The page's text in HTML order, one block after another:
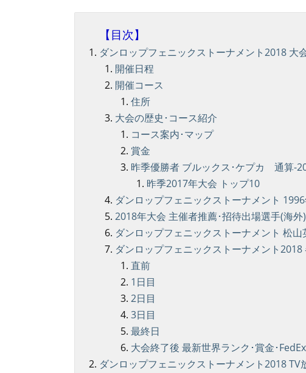
ダンロップフェニックストーナメント2018 大
開催日程
開催コース
住所
大会の歴史･コース紹介
コース案内･マップ
賞金
昨季優勝者 ブルックス･ケプカ 通算-
昨季2017年大会 トップ10
ダンロップフェニックストーナメント
2018年大会 主催者推薦･招待出場選手(海外)
ダンロップフェニックストーナメント 松山
ダンロップフェニックストーナメント
直前
1日目
2日目
3日目
最終日
大会終了後 最新世界ランク･賞金･
ダンロップフェニックストーナメント2018 TV